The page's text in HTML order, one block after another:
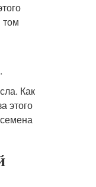
том
Как
этого